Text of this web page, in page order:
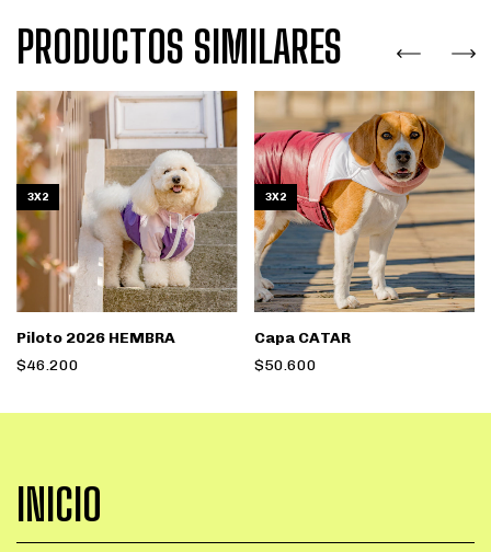
PRODUCTOS SIMILARES
3X2
Piloto 2026 HEMBRA
$46.200
3X2
Capa CATAR
$50.600
INICIO